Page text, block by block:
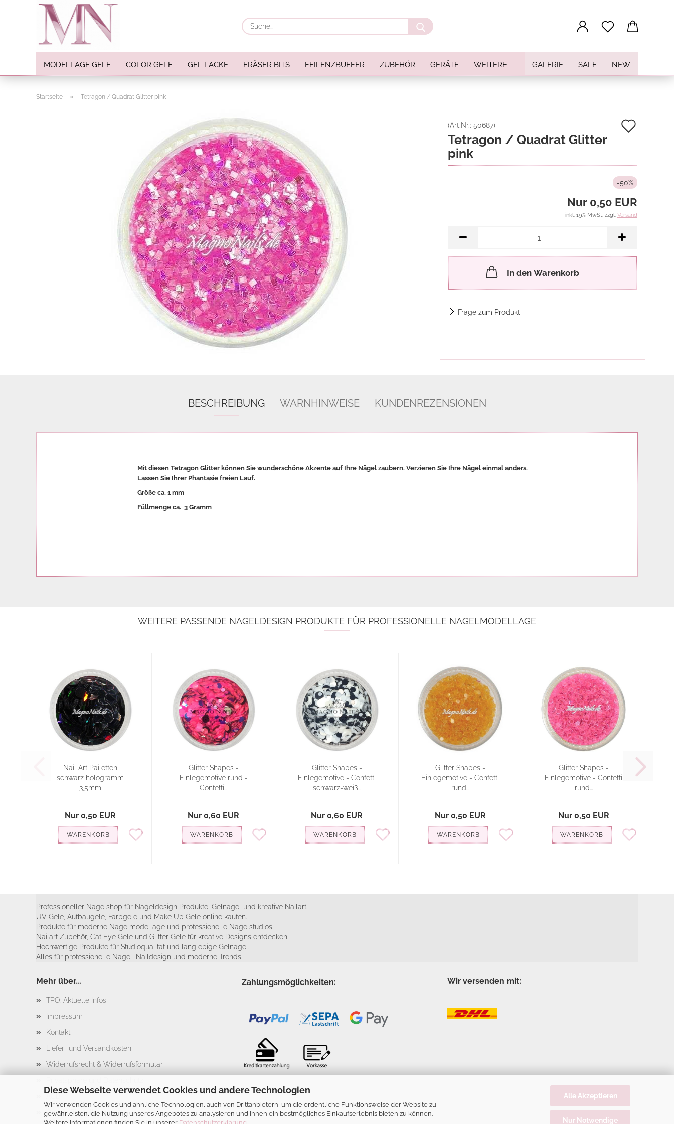
Diese Webseite verwendet Cookies und andere Technologien
Wir verwenden Cookies und ähnliche Technologien, auch von Drittanbietern, um die ordentliche Funktionsweise der Website zu
gewährleisten, die Nutzung unseres Angebotes zu analysieren und Ihnen ein bestmögliches Einkaufserlebnis bieten zu können.
Weitere Informationen finden Sie in unserer Datenschutzerklärung
Alle Akzeptieren
Nur Notwendige
Suche...
MODELLAGE GELE COLOR GELE GEL LACKE FRÄSER BITS FEILEN/BUFFER ZUBEHÖR GERÄTE GALERIE SALE NEW
WEITERE
Einlegemotive / Overlays
Nail Sticker
Nail Art Folien
Nail Stamping
Glitter
INK Colors
Nail Art Sets
Airbrush
3D Nail Formen
Feine Acrylfarbe / Aquarell
Nail Piercing
Startseite » Tetragon / Quadrat Glitter pink
(Art.Nr.: 50687)
Tetragon / Quadrat Glitter
pink
-50%
Nur 0,50 EUR
inkl. 19% MwSt. zzgl. Versand
In den Warenkorb
Frage zum Produkt
BESCHREIBUNG WARNHINWEISE KUNDENREZENSIONEN
Mit diesen Tetragon Glitter können Sie wunderschöne Akzente auf Ihre Nägel zaubern. Verzieren Sie Ihre Nägel einmal anders.
Lassen Sie Ihrer Phantasie freien Lauf.
Größe ca. 1 mm
Füllmenge ca. 3 Gramm
WEITERE PASSENDE NAGELDESIGN PRODUKTE FÜR PROFESSIONELLE NAGELMODELLAGE
Nail Art Pailetten
schwarz hologramm
3,5mm
Nur 0,50 EUR
WARENKORB
Glitter Shapes -
Einlegemotive rund -
Confetti...
Nur 0,60 EUR
WARENKORB
Glitter Shapes -
Einlegemotive - Confetti
schwarz-weiß...
Nur 0,60 EUR
WARENKORB
Glitter Shapes -
Einlegemotive - Confetti
rund...
Nur 0,50 EUR
WARENKORB
Glitter Shapes -
Einlegemotive - Confetti
rund...
Nur 0,50 EUR
WARENKORB
Professioneller Nagelshop für Nageldesign Produkte, Gelnägel und kreative Nailart.
UV Gele, Aufbaugele, Farbgele und Make Up Gele online kaufen.
Produkte für moderne Nagelmodellage und professionelle Nagelstudios.
Nailart Zubehör, Cat Eye Gele und Glitter Gele für kreative Designs entdecken.
Hochwertige Produkte für Studioqualität und langlebige Gelnägel.
Alles für professionelle Nägel, Naildesign und moderne Trends.
Mehr über...
TPO: Aktuelle Infos
Impressum
Kontakt
Liefer- und Versandkosten
Widerrufsrecht & Widerrufsformular
Cookie Einstellungen
Zahlungsmöglichkeiten: Wir versenden mit: